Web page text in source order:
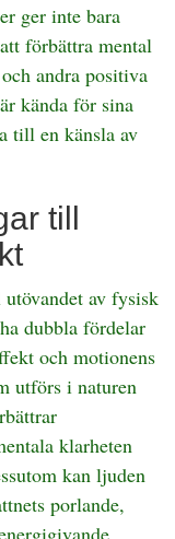
ger inte bara
förbättra mental
andra positiva
kända för sina
till en känsla av
till
av fysisk
dubbla fördelar
och motionens
utförs i naturen
klarheten
kan ljuden
porlande,